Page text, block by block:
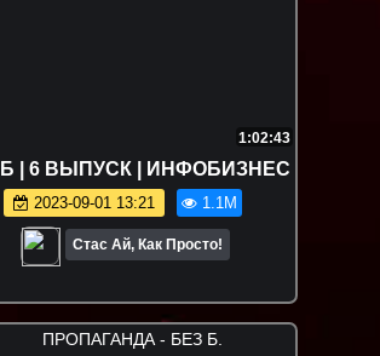
1:02:43
Б | 6 ВЫПУСК | ИНФОБИЗНЕС
2023-09-01 13:21 1.1M
Стас Ай, Как Просто!